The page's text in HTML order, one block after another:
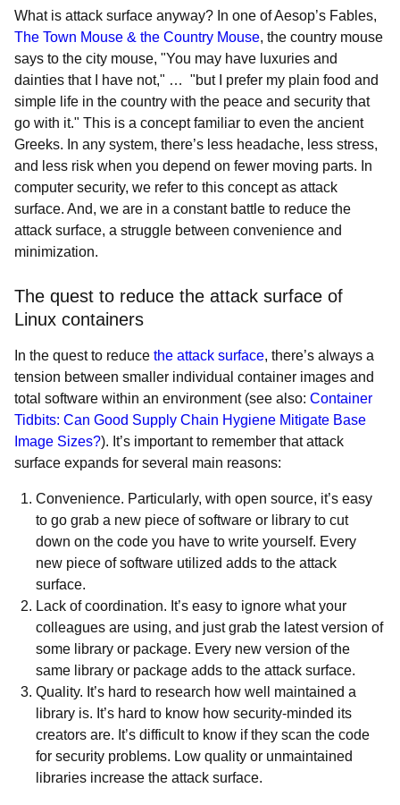
What is attack surface anyway? In one of Aesop’s Fables,
The Town Mouse & the Country Mouse, the country mouse
says to the city mouse, "You may have luxuries and
dainties that I have not," … "but I prefer my plain food and
simple life in the country with the peace and security that
go with it." This is a concept familiar to even the ancient
Greeks. In any system, there’s less headache, less stress,
and less risk when you depend on fewer moving parts. In
computer security, we refer to this concept as attack
surface. And, we are in a constant battle to reduce the
attack surface, a struggle between convenience and
minimization.
The quest to reduce the attack surface of
Linux containers
In the quest to reduce the attack surface, there’s always a
tension between smaller individual container images and
total software within an environment (see also: Container
Tidbits: Can Good Supply Chain Hygiene Mitigate Base
Image Sizes?). It’s important to remember that attack
surface expands for several main reasons:
Convenience. Particularly, with open source, it’s easy
to go grab a new piece of software or library to cut
down on the code you have to write yourself. Every
new piece of software utilized adds to the attack
surface.
Lack of coordination. It’s easy to ignore what your
colleagues are using, and just grab the latest version of
some library or package. Every new version of the
same library or package adds to the attack surface.
Quality. It’s hard to research how well maintained a
library is. It’s hard to know how security-minded its
creators are. It’s difficult to know if they scan the code
for security problems. Low quality or unmaintained
libraries increase the attack surface.